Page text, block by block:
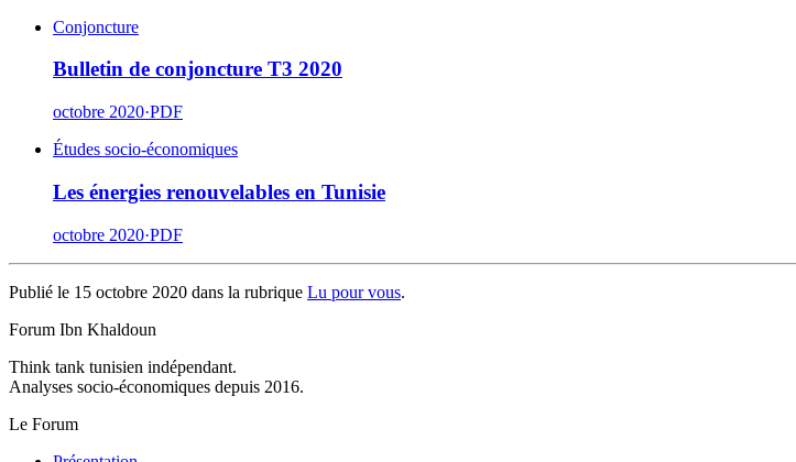
Conjoncture
Bulletin de conjoncture T3 2020
octobre 2020·PDF
Études socio-économiques
Les énergies renouvelables en Tunisie
octobre 2020·PDF
Publié le 15 octobre 2020 dans la rubrique Lu pour vous.
Forum Ibn Khaldoun
Think tank tunisien indépendant.
Analyses socio-économiques depuis 2016.
Le Forum